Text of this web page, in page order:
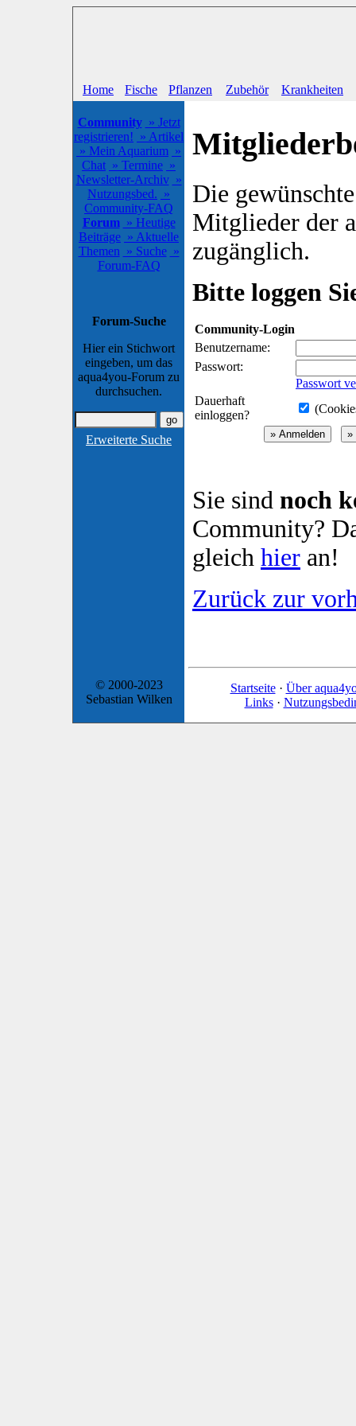
Home Fische Pflanzen Zubehör Krankheiten
Community » Jetzt
registrieren! » Artikel
» Mein Aquarium »
Chat » Termine »
Newsletter-Archiv »
Nutzungsbed. »
Community-FAQ
Forum » Heutige
Beiträge » Aktuelle
Themen » Suche »
Forum-FAQ
Forum-Suche
Hier ein Stichwort
eingeben, um das
aqua4you-Forum zu
durchsuchen.
Erweiterte Suche
Die
Mitglieder der
zugänglich.
Bitte loggen
Community-Login
Benutzername:
Passwort:
Passwort
Dauerhaft
einloggen?
Sie sind noch
Community?
gleich hier an!
Zurück zur
© 2000-2023
Sebastian Wilken
Startseite· Über
Links·